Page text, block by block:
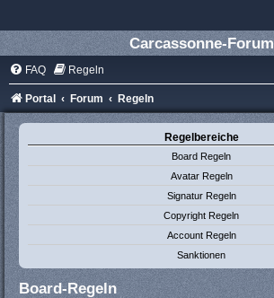
Carcassonne-Forum
FAQ Regeln
Portal Forum Regeln
Regelbereiche
Board Regeln
Avatar Regeln
Signatur Regeln
Copyright Regeln
Account Regeln
Sanktionen
Board-Regeln